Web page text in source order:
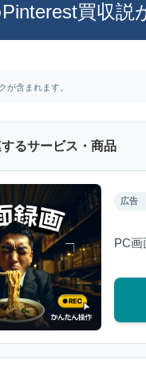
買収
が含まれます。
るサービス・商品
広告
PC画